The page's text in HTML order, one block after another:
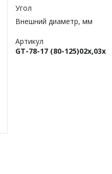
Угол
Внешний диаметр, мм
Артикул
GT-78-17 (80-125)02x,03x